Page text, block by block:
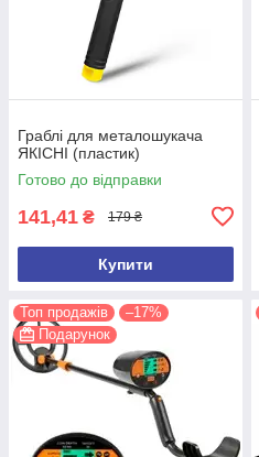
Граблі для металошукача
ЯКІСНІ (пластик)
Готово до відправки
141,41 ₴ 179 ₴
Купити
Топ продажів
–17%
Подарунок